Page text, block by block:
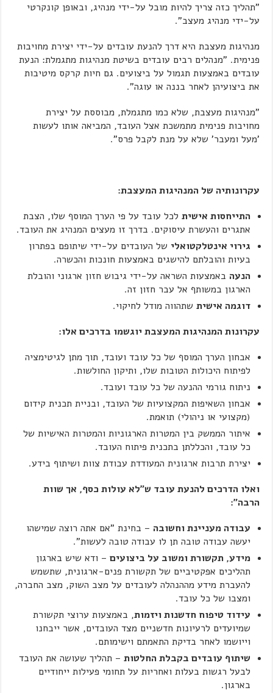
"תהליך כזה צריך להיות מובל על-ידי מנהיג, ובאופן קונקרטי
על-ידי מנהיג מעצב".
מנהיגות מעצבת היא דרך להנעת עובדים על-ידי יצירת מחויבות
פנימית. "מנהלים רבים עובדים בשיטת מנהיגות מתגמלת: הנעת
עובדים באמצעות תגמול על ביצועים. גם חיות קרקס מיטיבות
את ביצועיהן לאחר בננה או עוגה".
"מנהיגות מעצבת, שלא כמו מתגמלת, מבוססת על יצירת
מחויבות פנימית מתמשכת אצל העובד, המביאה אותו לעשות
'מעל ומעבר' שלא על מנת לקבל פרס".
עקרונותיה של המנהיגות המעצבת:
התייחסות אישית לכל עובד על פי הערך המוסף שלו, הצבת
אתגרים והעשרת עיסוקים. בדרך זו מעצים המנהיג את העובד.
גירוי אינטלקטואלי של העובדים על-ידי שיתופם בפתרון
בעיות והובלתם להישגים באמצעות חונכות והכשרה.
הנעה באמצעות השראה על-ידי גיבוש חזון ארגוני והובלת
הארגון במשותף אל עבר חזון זה.
דוגמה אישית שתהווה מודל לחיקוי.
עקרונות המנהיגות המעצבת יוגשמו בדרכים אלו:
אבחון הערך המוסף של כל עובד ועובד, תוך מתן לגיטימציה
לפיתוח היכולות הטובות שלו, ותיקון החולשות.
ניתוח גורמי ההנעה של כל עובד ועובד.
אבחון השאיפות המקצועיות של העובד, ובניית תכנית קידום
(מקצועי או ניהולי) תואמת.
איתור הממשק בין המטרות הארגוניות והמטרות האישיות של
כל עובד, והכללתן בתכנית פיתוח העובד.
יצירת תרבות ארגונית המעודדת עבודת צוות ושיתוף בידע.
ואלו הדרכים להנעת עובד ש"לא עולות כסף, אך שוות
הרבה":
עבודה מעניינת וחשובה – בחינת "אם אתה רוצה שמישהו
יעשה עבודה טובה תן לו עבודה טובה לעשות".
מידע, תקשורת ומשוב על ביצועים – ודא שיש בארגון
תהליכים אפקטיביים של תקשורת פנים-ארגונית, שתשמש
להעברת מידע מההנהלה לעובדים על מצב השוק, מצב החברה,
ומצבו של כל עובד.
עידוד טיפוח חדשנות ויזמות, באמצעות ערוצי תקשורת
שמיועדים לרעיונות חדשניים מצד העובדים, אשר ייבחנו
וייושמו לאחר בדיקת התאמתם וישימותם.
שיתוף עובדים בקבלת החלטות – תהליך שעושה את העובד
לבעל רגשות בעלות ואחריות על תחומי פעילות ייחודיים
בארגון.